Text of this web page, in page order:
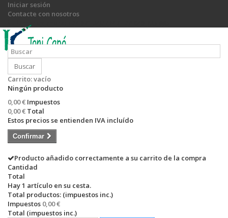
Iniciar sesión
Contacte con nosotros
Llámanos ahora:
Buscar
Carrito:vacío
Ningún producto
0,00 € Impuestos
0,00 € Total
Estos precios se entienden IVA incluído
Confirmar
Producto añadido correctamente a su carrito de la compra
Cantidad
Total
Hay 1 artículo en su cesta.
Total productos: (impuestos inc.)
Impuestos 0,00 €
Total (impuestos inc.)